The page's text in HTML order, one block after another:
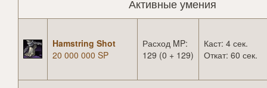
Активные умения
Hamstring Shot
20 000 000 SP
Расход MP:
129 (0 + 129)
Каст: 4 сек.
Откат: 60 сек.